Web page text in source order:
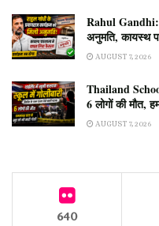
Rahul Gandhi:
अनुमति, कायस्थ
AUGUST 7, 2026
Thailand
6 लोगों की मौत,
AUGUST 7, 2026
640